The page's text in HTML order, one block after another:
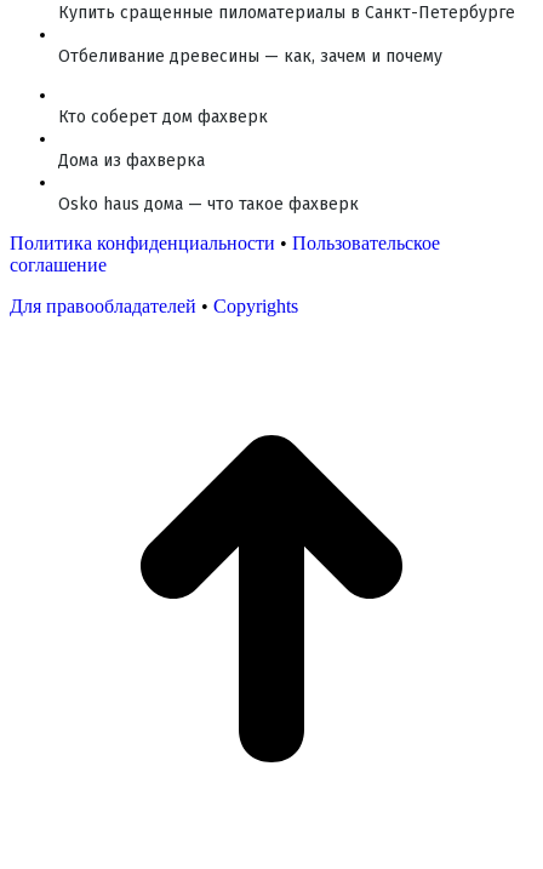
Купить сращенные пиломатериалы в Санкт-Петербурге
Отбеливание древесины — как, зачем и почему
Кто соберет дом фахверк
Дома из фахверка
Osko haus дома — что такое фахверк
Политика конфиденциальности • Пользовательское
соглашение
Для правообладателей • Copyrights